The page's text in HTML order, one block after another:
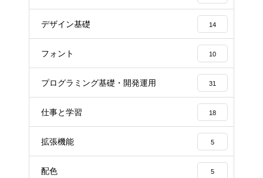
デザイン基礎 14
フォント 10
プログラミング基礎・開発運用 31
仕事と学習 18
拡張機能 5
配色 5